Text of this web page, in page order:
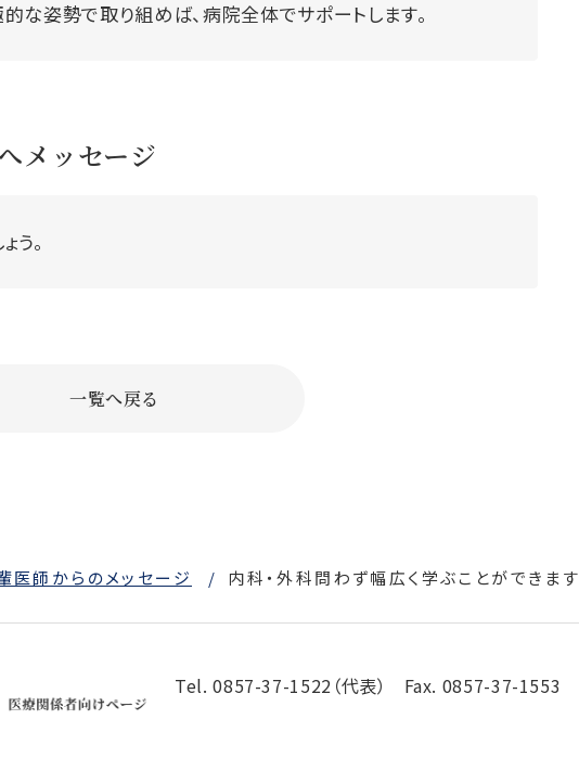
な姿勢で取り組めば、病院全体でサポートします。
メッセージ
う。
一覧へ戻る
医師からのメッセージ 内科・外科問わず幅広く学ぶことができます
Tel. 0857-37-1522（代表） Fax. 0857-37-1553